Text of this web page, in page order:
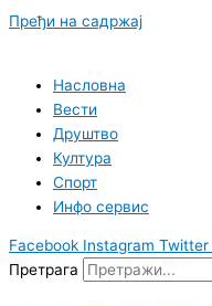
Пређи на садржај
Насловна
Вести
Друштво
Култура
Спорт
Инфо сервис
Facebook Instagram Twitter
Претрага